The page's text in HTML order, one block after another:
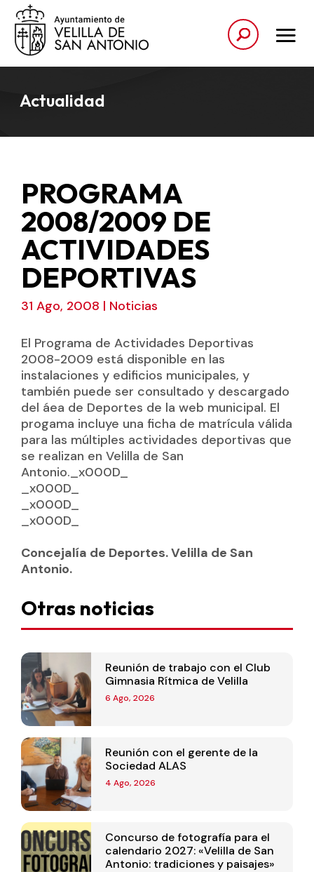
Actualidad
PROGRAMA
2008/2009 DE
ACTIVIDADES
DEPORTIVAS
31 Ago, 2008 | Noticias
El Programa de Actividades Deportivas
2008-2009 está disponible en las
instalaciones y edificios municipales, y
también puede ser consultado y descargado
del áea de Deportes de la web municipal. El
progama incluye una ficha de matrícula válida
para las múltiples actividades deportivas que
se realizan en Velilla de San
Antonio._x000D_
_x000D_
_x000D_
_x000D_
Concejalía de Deportes. Velilla de San
Antonio.
Otras noticias
Reunión de trabajo con el Club
Gimnasia Rítmica de Velilla
6 Ago, 2026
Reunión con el gerente de la
Sociedad ALAS
4 Ago, 2026
Concurso de fotografía para el
calendario 2027: «Velilla de San
Antonio: tradiciones y paisajes»